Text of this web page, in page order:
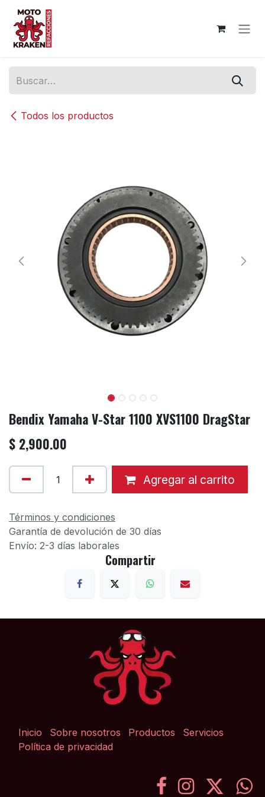
Ir al contenido
Todos los productos
Bendix Yamaha V-Star 1100 XVS1100 DragStar
$ 2,900.00
Agregar al carrito
Términos y condiciones
Garantía de devolución de 30 días
Envío: 2-3 días laborales
Compartir
Inicio Sobre nosotros Productos
Servicios
Política de privacidad